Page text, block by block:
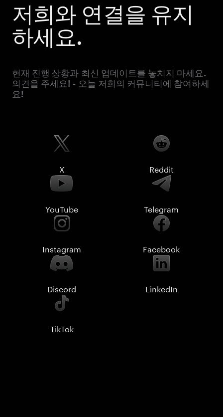
저희와 연결을 유지
하세요.
현재 진행 상황과 최신 업데이트를 놓치지 마세요.
의견을 주세요! - 오늘 저희의 커뮤니티에 참여하세
요!
X Reddit
YouTube Telegram
Instagram Facebook
Discord LinkedIn
TikTok